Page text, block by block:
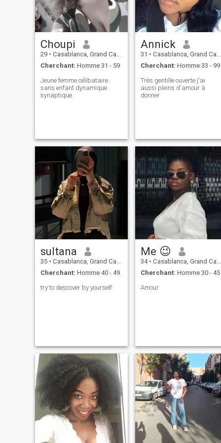
Choupi
29 • Casablanca, Grand Casablanca, Maroc
Cherchant: Homme 31 - 59
Jeune femme célibataire
sans enfant dynamique
synaptique
Annick
31 • Casablanca, Grand Casablanca, Maroc
Cherchant: Homme 33 - 99
Très gentille ouverte j'ai
aussi pleins d'amour à
donner
sultana
35 • Casablanca, Grand Casablanca, Maroc
Cherchant: Homme 40 - 49
try to descover by yourself
Me 😉
34 • Casablanca, Grand Casablanca, Maroc
Cherchant: Homme 30 - 45
Amour